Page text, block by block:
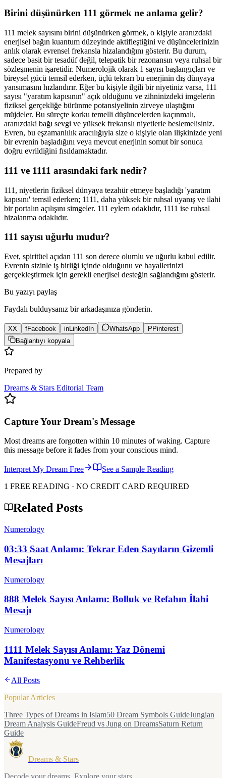
Birini düşünürken 111 görmek ne anlama gelir?
111 melek sayısını birini düşünürken görmek, o kişiyle aranızdaki
enerjisel bağın kuantum düzeyinde aktifleştiğini ve düşüncelerinizin
anlık olarak evrensel frekansla hizalandığını gösterir. Bu durum,
sadece basit bir tesadüf değil, telepatik bir rezonansın veya ruhsal bir
sözleşmenin işaretidir. Numerolojik olarak 1 sayısı başlangıçları ve
bireysel gücü temsil ederken, üçlü tekrarı bu enerjinin dış dünyaya
yansımasını hızlandırır. Eğer bu kişiyle ilgili bir niyetiniz varsa, 111
sayısı "yaratım kapısının" açık olduğunu ve zihninizdeki imgelerin
fiziksel gerçekliğe bürünme potansiyelinin zirveye ulaştığını
müjdeler. Bu süreçte korku temelli düşüncelerden kaçınmalı,
aranızdaki bağı sevgi ve yüksek frekanslı niyetlerle beslemelisiniz.
Evren, bu eşzamanlılık aracılığıyla size o kişiyle olan ilişkinizde yeni
bir evrenin başladığını veya mevcut enerjinin somut bir sonuca
doğru evrildiğini fısıldamaktadır.
111 ve 1111 arasındaki fark nedir?
111, niyetlerin fiziksel dünyaya tezahür etmeye başladığı 'yaratım
kapısını' temsil ederken; 1111, daha yüksek bir ruhsal uyanış ve ilahi
bir portalın açılışını simgeler. 111 eylem odaklıdır, 1111 ise ruhsal
hizalanma odaklıdır.
111 sayısı uğurlu mudur?
Evet, spiritüel açıdan 111 son derece olumlu ve uğurlu kabul edilir.
Evrenin sizinle iş birliği içinde olduğunu ve hayallerinizi
gerçekleştirmek için gerekli enerjisel desteğin sağlandığını gösterir.
Bu yazıyı paylaş
Faydalı bulduysanız bir arkadaşınıza gönderin.
XX fFacebook in LinkedIn WhatsApp P Pinterest
Bağlantıyı kopyala
Prepared by
Dreams & Stars Editorial Team
Capture Your Dream's Message
Most dreams are forgotten within 10 minutes of waking. Capture
this message before it fades from your conscious mind.
Interpret My Dream Free
See a Sample Reading
1 FREE READING · NO CREDIT CARD REQUIRED
Related Posts
Numerology
03:33 Saat Anlamı: Tekrar Eden Sayıların Gizemli
Mesajları
Numerology
888 Melek Sayısı Anlamı: Bolluk ve Refahın İlahi
Mesajı
Numerology
1111 Melek Sayısı Anlamı: Yaz Dönemi
Manifestasyonu ve Rehberlik
All Posts
Popular Articles
Three Types of Dreams in Islam50 Dream Symbols GuideJungian
Dream Analysis GuideFreud vs Jung on DreamsSaturn Return
Guide
Dreams & Stars
Decode your dreams. Explore your stars.